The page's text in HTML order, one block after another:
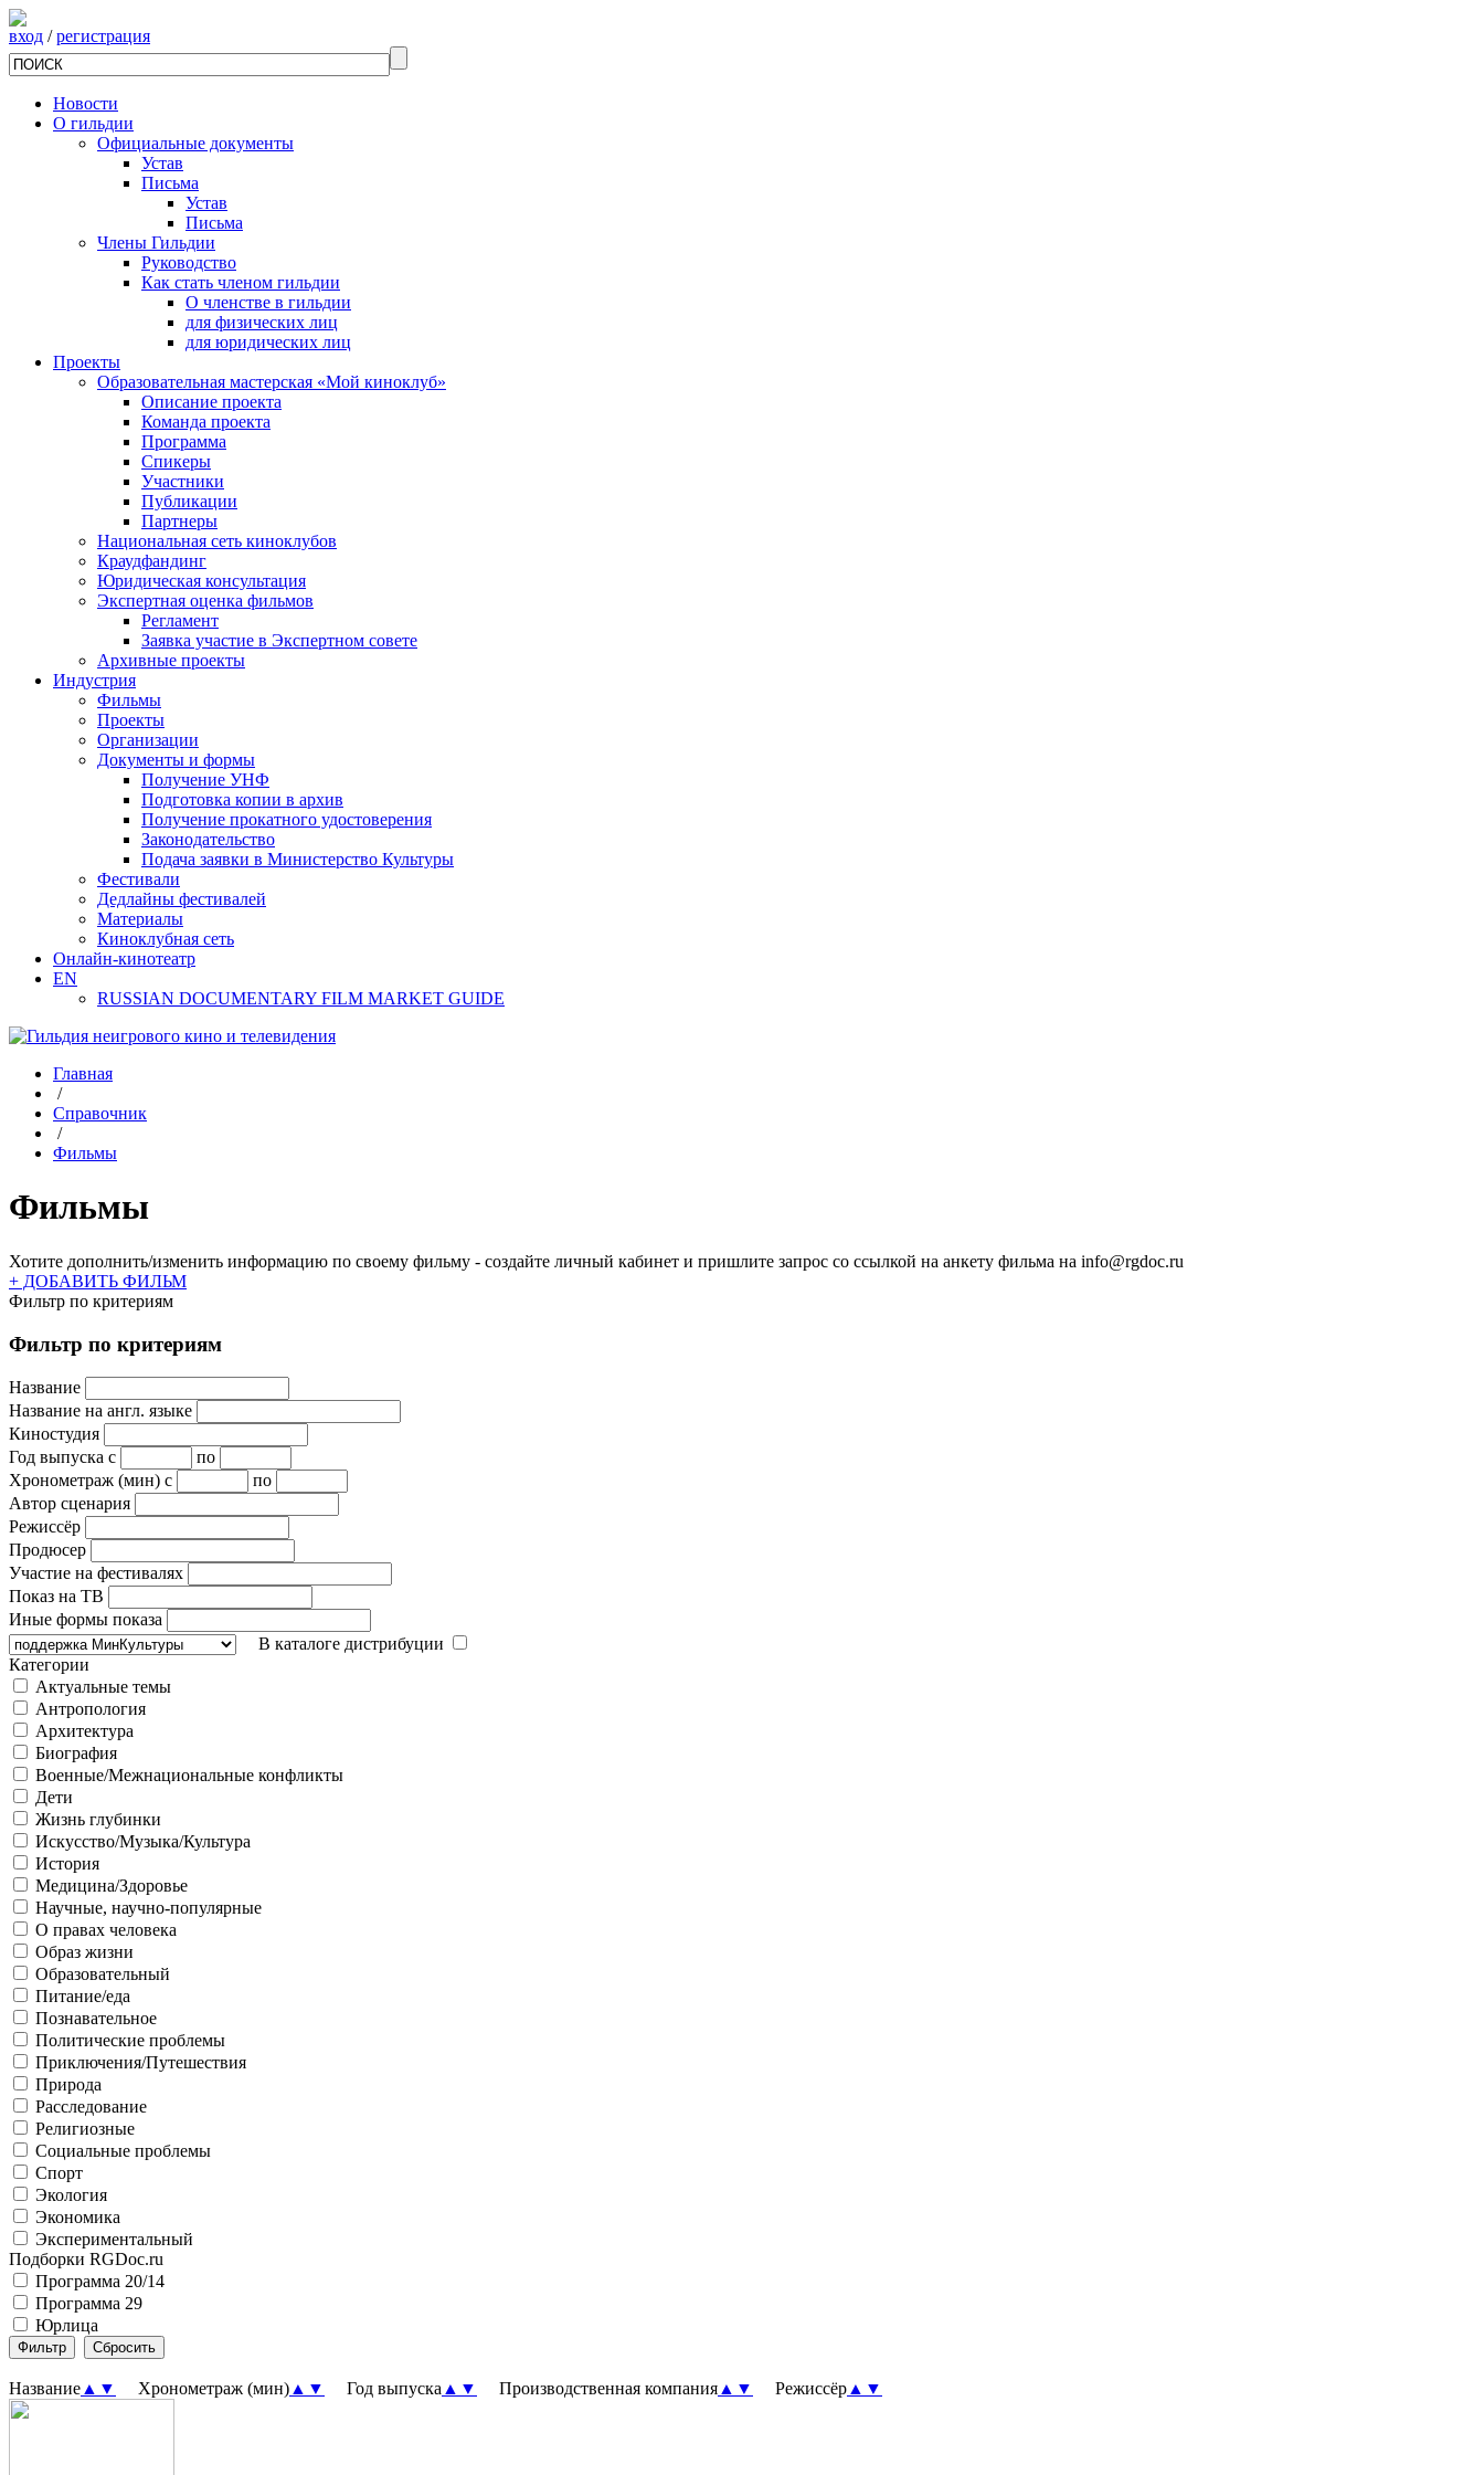
вход /регистрация
Новости
О гильдии
Официальные документы
Устав
Письма
Устав
Письма
Члены Гильдии
Руководство
Как стать членом гильдии
О членстве в гильдии
для физических лиц
для юридических лиц
Проекты
Образовательная мастерская «Мой киноклуб»
Описание проекта
Команда проекта
Программа
Спикеры
Участники
Публикации
Партнеры
Национальная сеть киноклубов
Краудфандинг
Юридическая консультация
Экспертная оценка фильмов
Регламент
Заявка участие в Экспертном совете
Архивные проекты
Индустрия
Фильмы
Проекты
Организации
Документы и формы
Получение УНФ
Подготовка копии в архив
Получение прокатного удостоверения
Законодательство
Подача заявки в Министерство Культуры
Фестивали
Дедлайны фестивалей
Материалы
Киноклубная сеть
Онлайн-кинотеатр
EN
RUSSIAN DOCUMENTARY FILM MARKET GUIDE
Главная
/
Справочник
/
Фильмы
Фильмы
Хотите дополнить/изменить информацию по своему фильму - создайте личный кабинет и пришлите запрос cо ссылкой на анкету фильма на info@rgdoc.ru
+ ДОБАВИТЬ ФИЛЬМ
Фильтр по критериям
Фильтр по критериям
Название
Название на англ. языке
Киностудия
Год выпуска с
по
Хронометраж (мин) с
по
Автор сценария
Режиссёр
Продюсер
Участие на фестивалях
Показ на ТВ
Иные формы показа
В каталоге дистрибуции
Категории
Актуальные темы
Антропология
Архитектура
Биография
Военные/Межнациональные конфликты
Дети
Жизнь глубинки
Искусство/Музыка/Культура
История
Медицина/Здоровье
Научные, научно-популярные
О правах человека
Образ жизни
Образовательный
Питание/еда
Познавательное
Политические проблемы
Приключения/Путешествия
Природа
Расследование
Религиозные
Социальные проблемы
Спорт
Экология
Экономика
Экспериментальный
Подборки RGDoc.ru
Программа 20/14
Программа 29
Юрлица
Название ▲ ▼ Хронометраж (мин) ▲ ▼ Год выпуска ▲ ▼ Производственная компания ▲ ▼ Режиссёр ▲ ▼